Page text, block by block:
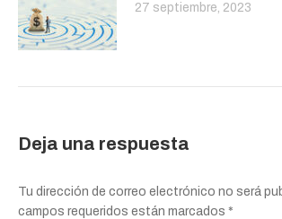
27 septiembre, 2023
Deja una respuesta
Tu dirección de correo electrónico no será
campos requeridos están marcados *